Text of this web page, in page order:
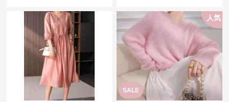
ンクカーディガン ピンクコーデ
SALE
人気